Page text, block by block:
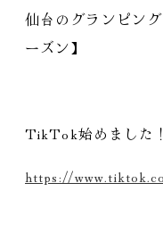
仙台のグランピング
ーズン】
TikTok始めました！
https://